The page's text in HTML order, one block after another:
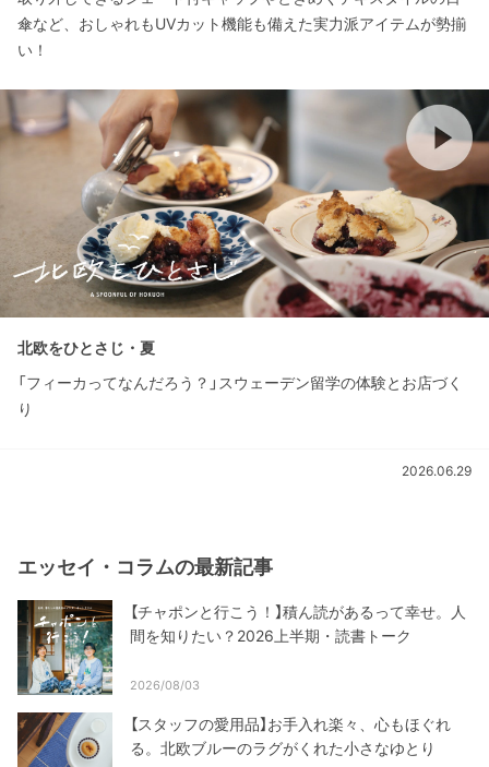
傘など、おしゃれもUVカット機能も備えた実力派アイテムが勢揃
い！
北欧をひとさじ・夏
「フィーカってなんだろう？」スウェーデン留学の体験とお店づく
り
2026.06.29
エッセイ・コラムの最新記事
【チャポンと行こう！】積ん読があるって幸せ。人
間を知りたい？2026上半期・読書トーク
2026/08/03
【スタッフの愛用品】お手入れ楽々、心もほぐれ
る。北欧ブルーのラグがくれた小さなゆとり